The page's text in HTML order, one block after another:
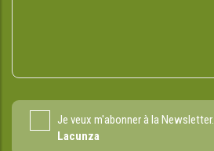
Je veux m'abonner à la Newsletter.
Lacunza